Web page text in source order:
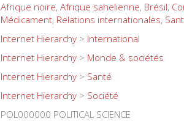
Afrique noire, Afrique sahelienne, Brésil,
Médicament, Relations internationales,
Internet Hierarchy > International
Internet Hierarchy > Monde & sociétés
Internet Hierarchy > Santé
Internet Hierarchy > Société
POL000000 POLITICAL SCIENCE